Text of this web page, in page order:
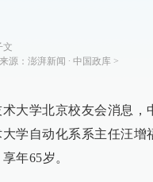
文
来源： 澎湃新闻 ∙ 中国政库>
大学北京校友会消息
学自动化系系主任汪增
年65岁。